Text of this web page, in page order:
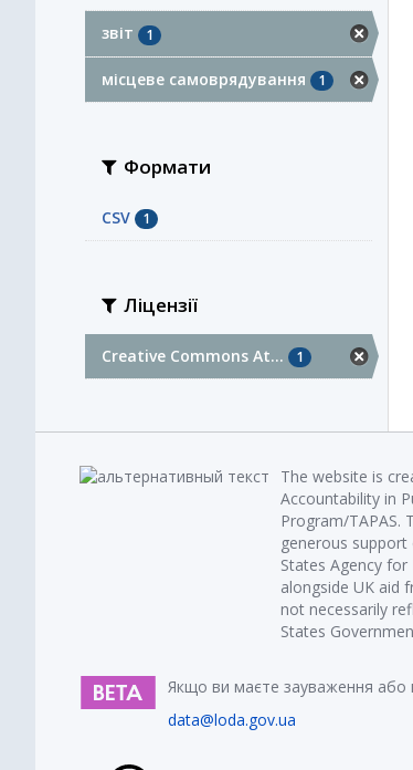
звіт 1
місцеве самоврядування 1
Формати
CSV 1
Ліцензії
Creative Commons At... 1
The website is
Accountability in
Program/TAPAS.
generous
States Agency
alongside UK aid
not necessarily
States
Якщо ви маєте зауваження або
data@loda.gov.ua